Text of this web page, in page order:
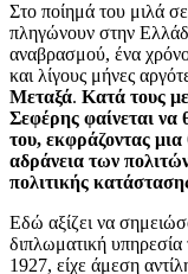
Στο ποίημά του μιλά
πληγώνουν στην
αναβρασμού, ένα
και λίγους μήνες
Μεταξά. Κατά τους
Σεφέρης φαίνεται να
του, εκφράζοντας μια
αδράνεια των
πολιτικής
Εδώ αξίζει να
διπλωματική
1927, είχε άμεση